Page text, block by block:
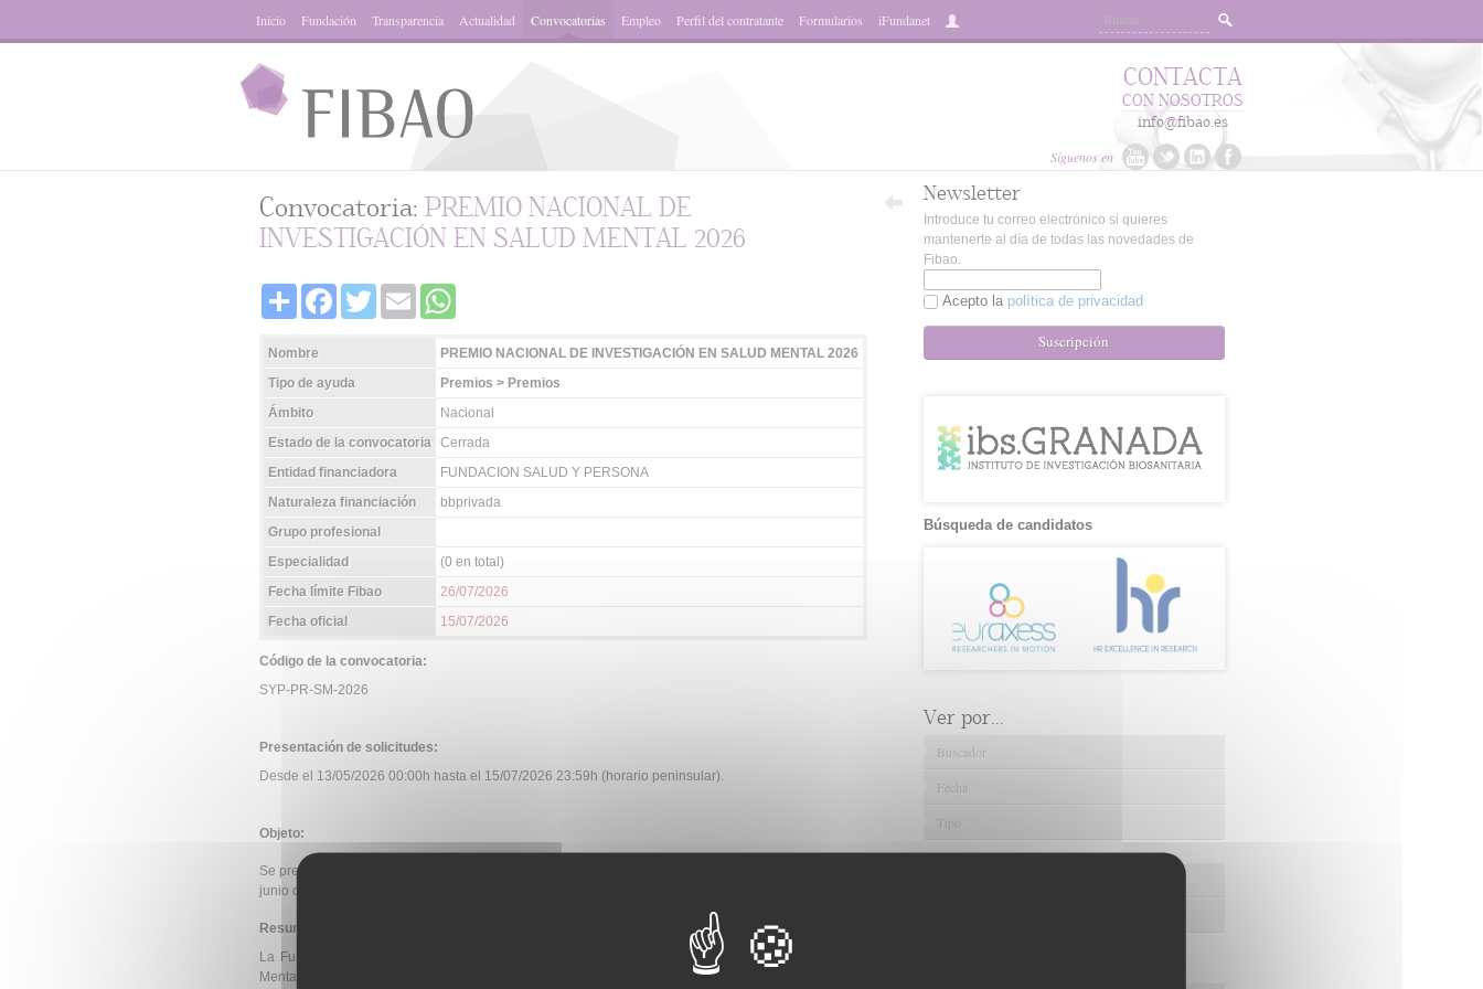
Inicio Fundación Transparencia Actualidad Convocatorias Empleo Perfil del contratante Formularios iFundanet
Síguenos en
CONTACTA
CON NOSOTROS
info@fibao.es
Convocatoria: PREMIO NACIONAL DE
INVESTIGACIÓN EN SALUD MENTAL 2026
Share FacebookTwitter Email
Nombre
PREMIO NACIONAL DE INVESTIGACIÓN EN SALUD MENTAL 2026
Tipo de ayuda
Premios > Premios
Ámbito
Nacional
Estado de la convocatoria
Cerrada
Entidad financiadora
FUNDACION SALUD Y PERSONA
Naturaleza financiación
bbprivada
Grupo profesional
Especialidad
(0 en total)
Fecha límite Fibao
26/07/2026
Fecha oficial
15/07/2026
Código de la convocatoria:
SYP-PR-SM-2026
Presentación de solicitudes:
Desde el 13/05/2026 00:00h hasta el 15/07/2026 23:59h (horario peninsular).
Objeto:
Se premiará el mejor proyecto de doctorado en el ámbito de la psicología, presentado con anterioridad a
junio de 2026 en el departamento de la universidad correspondiente.
Resumen de la convocatoria:
La Fundación Salud y Persona convoca la 3ª Edición del Premio Nacional de Investigación en Salud
Mental – 2026, mediante el que se premiará un proyecto de doctorado en el ámbito de la psicología,
Newsletter
Introduce tu correo electrónico si quieres
mantenerte al día de todas las novedades de
Fibao.
Acepto la política de privacidad
Suscripción
Búsqueda de candidatos
Ver por...
Buscador
Fecha
Tipo